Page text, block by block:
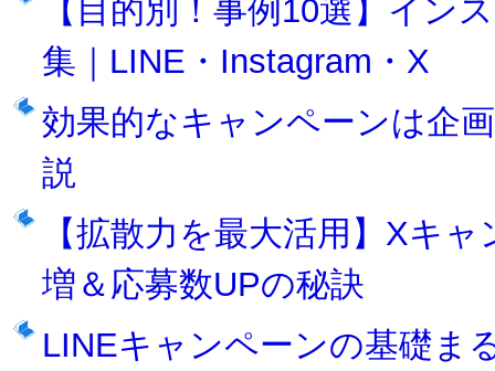
【目的別！事例10選】イン
集｜LINE・Instagram・X
効果的なキャンペーンは企
説
【拡散力を最大活用】Xキ
増＆応募数UPの秘訣
LINEキャンペーンの基礎ま